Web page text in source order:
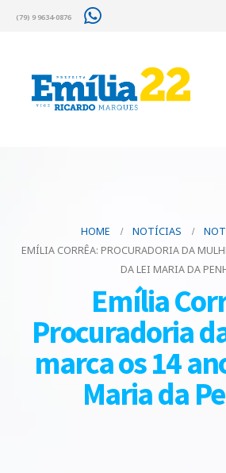
(79) 9 9634-0876
HOME NOTÍCIAS
EMÍLIA CORRÊA: PROCURADORIA DA
DA LEI MARIA DA
Emília
Procuradoria
marca os 14
Maria da